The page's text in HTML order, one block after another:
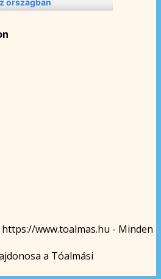
www.toalmas.hu - Minden
a Tóalmási